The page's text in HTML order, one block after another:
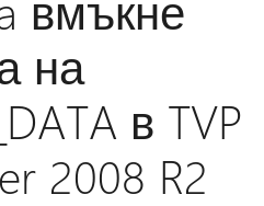
на
в TVP
2008 R2